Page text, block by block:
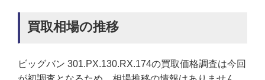
買取相場の推移
ビッグバン 301.PX.130.RX.174の買取価格調査は今回